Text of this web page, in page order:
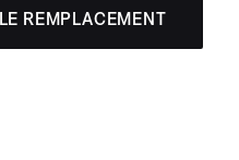
REMPLACEMENT